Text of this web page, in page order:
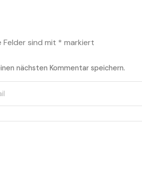
sind mit * markiert
nächsten Kommentar speichern.